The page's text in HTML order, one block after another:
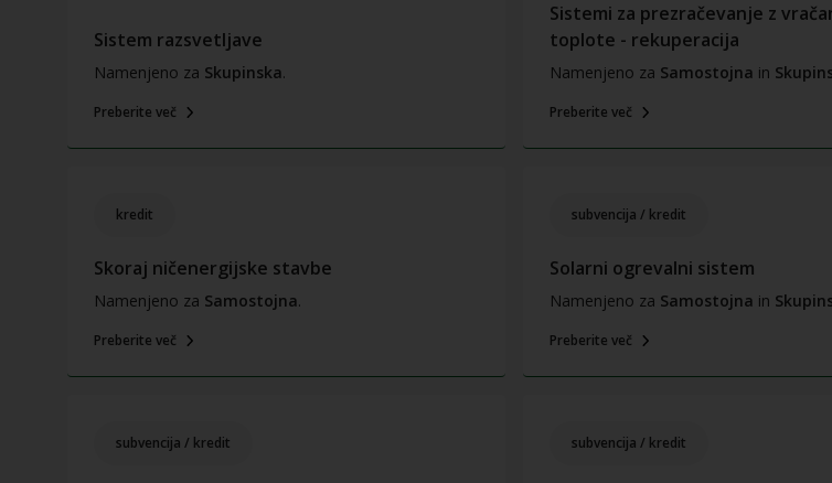
Sistem razsvetljave
Namenjeno za Skupinska.
Preberite več
Sistemi za prezračevanje z
toplote - rekuperacija
Namenjeno za Samostojna in
Preberite več
kredit
Skoraj ničenergijske stavbe
Namenjeno za Samostojna.
Preberite več
subvencija / kredit
Solarni ogrevalni sistem
Namenjeno za Samostojna in
Preberite več
subvencija / kredit subvencija / kredit